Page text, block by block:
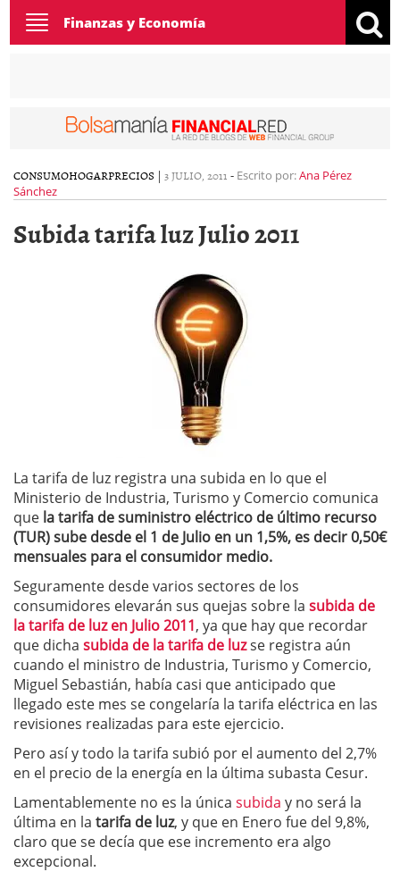
Toggle
navigation
Finanzas y Economía
CONSUMOHOGARPRECIOS | 3 JULIO, 2011 - Escrito por:Ana Pérez
Sánchez
Subida tarifa luz Julio 2011
La tarifa de luz registra una subida en lo que el
Ministerio de Industria, Turismo y Comercio comunica
que la tarifa de suministro eléctrico de último recurso
(TUR) sube desde el 1 de Julio en un 1,5%, es decir 0,50€
mensuales para el consumidor medio.
Seguramente desde varios sectores de los
consumidores elevarán sus quejas sobre la subida de
la tarifa de luz en Julio 2011, ya que hay que recordar
que dicha subida de la tarifa de luzse registra aún
cuando el ministro de Industria, Turismo y Comercio,
Miguel Sebastián, había casi que anticipado que
llegado este mes se congelaría la tarifa eléctrica en las
revisiones realizadas para este ejercicio.
Pero así y todo la tarifa subió por el aumento del 2,7%
en el precio de la energía en la última subasta Cesur.
Lamentablemente no es la única subida y no será la
última en la tarifa de luz, y que en Enero fue del 9,8%,
claro que se decía que ese incremento era algo
excepcional.